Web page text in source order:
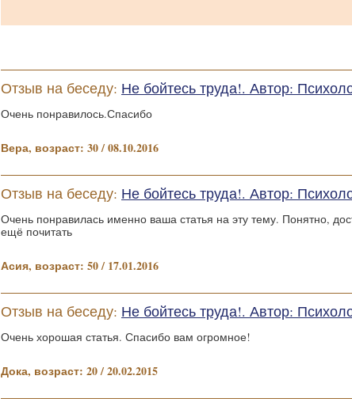
Отзыв на беседу: Не бойтесь труда!. Автор:
Очень понравилось.Спасибо
Вера, возраст: 30 / 08.10.2016
Отзыв на беседу: Не бойтесь труда!. Автор:
Очень понравилась именно ваша статья на эту тему. Понятно,
ещё почитать
Асия, возраст: 50 / 17.01.2016
Отзыв на беседу: Не бойтесь труда!. Автор:
Очень хорошая статья. Спасибо вам огромное!
Дока, возраст: 20 / 20.02.2015